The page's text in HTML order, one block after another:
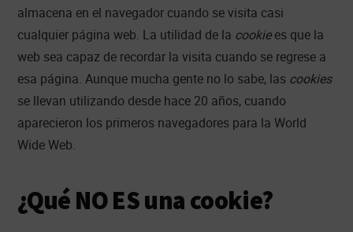
almacena en el navegador cuando se visita casi
cualquier página web. La utilidad de la cookiees que la
web sea capaz de recordar la visita cuando se regrese a
esa página. Aunque mucha gente no lo sabe, las cookies
se llevan utilizando desde hace 20 años, cuando
aparecieron los primeros navegadores para la World
Wide Web.
¿Qué NO ES una cookie?